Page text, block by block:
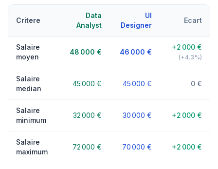
Critere
Data
Analyst
UI
Designer
Ecart
Salaire
moyen
48 000 € 46 000 €
+2 000 €
(+4.3%)
Salaire
median
45 000 € 45 000 € 0 €
Salaire
minimum
32 000 € 30 000 € +2 000 €
Salaire
maximum
72 000 € 70 000 € +2 000 €